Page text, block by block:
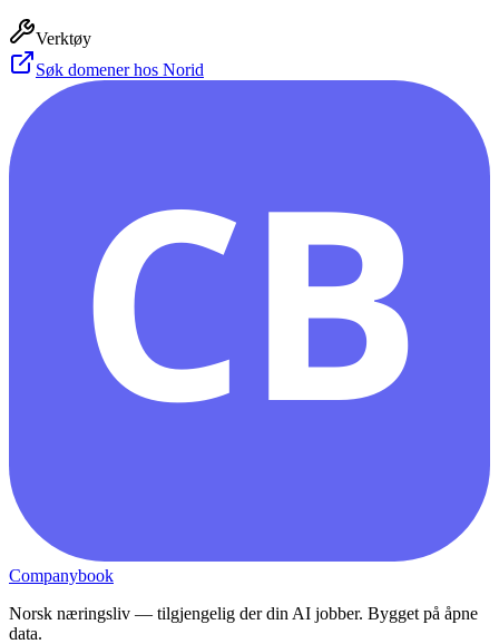
Verktøy
Søk domener hos Norid
CB
Companybook
Norsk næringsliv — tilgjengelig der din AI jobber. Bygget på åpne
data.